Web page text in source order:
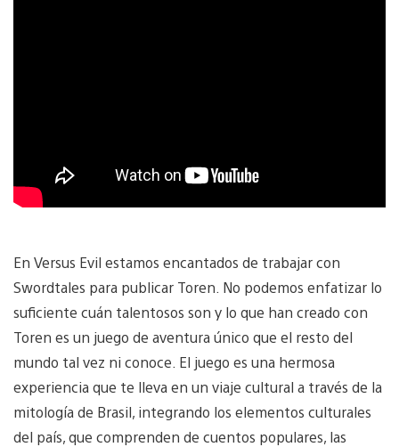
En Versus Evil estamos encantados de trabajar con
Swordtales para publicar Toren. No podemos enfatizar lo
suficiente cuán talentosos son y lo que han creado con
Toren es un juego de aventura único que el resto del
mundo tal vez ni conoce. El juego es una hermosa
experiencia que te lleva en un viaje cultural a través de la
mitología de Brasil, integrando los elementos culturales
del país, que comprenden de cuentos populares, las